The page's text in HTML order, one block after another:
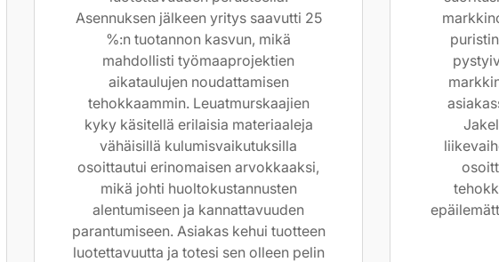
Asennuksen jälkeen yritys saavutti 25
%:n tuotannon kasvun, mikä
mahdollisti työmaaprojektien
aikataulujen noudattamisen
tehokkaammin. Leuatmurskaajien
kyky käsitellä erilaisia materiaaleja
vähäisillä kulumisvaikutuksilla
osoittautui erinomaisen arvokkaaksi,
mikä johti huoltokustannusten
alentumiseen ja kannattavuuden
parantumiseen. Asiakas kehui tuotteen
luotettavuutta ja totesi sen olleen pelin